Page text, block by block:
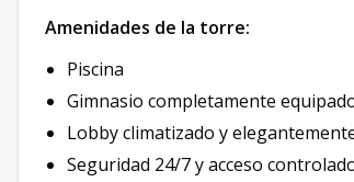
Amenidades de la torre:
Piscina
Gimnasio completamente
Lobby climatizado y
Seguridad 24/7 y acceso